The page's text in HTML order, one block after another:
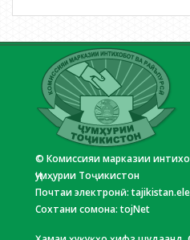
© Комиссияи марказии
Ҷумҳурии Тоҷикистон
Почтаи электронӣ:
Сохтани сомона:tojNet